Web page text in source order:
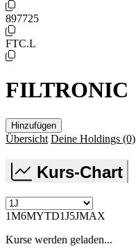
897725
FTC.L
FILTRONIC
Hinzufügen
Übersicht Deine Holdings (0)
Kurs-Chart
1M6MYTD1J5JMAX
Kurse werden geladen...